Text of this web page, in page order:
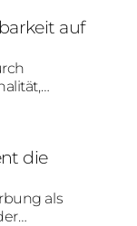
allein
Inhalte und
sind.
auf
sein,
klar
die
als